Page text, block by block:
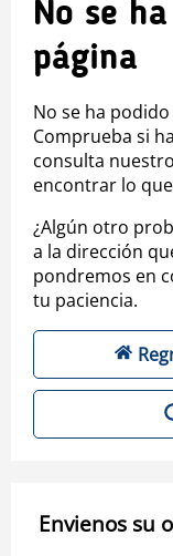
No se
página
No se ha
Comprueba si
consulta
encontrar lo
¿Algún otro
a la dirección
pondremos en
tu paciencia.
Envienos su